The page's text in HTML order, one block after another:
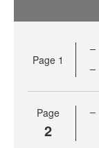
Page 1
Page
2